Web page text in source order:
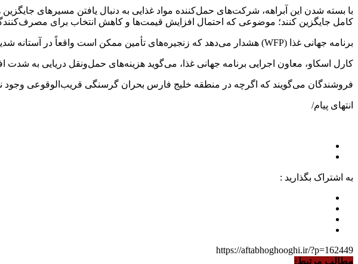
با بسته شدن این آبراهه، شرکت‌های حمل‌کننده مواد غذایی به دنبال یافتن مسیرهای
کامل جایگزین کنند؛ موضوعی که احتمال افزایش قیمت‌ها و کاهش انتخاب برای
برنامه جهانی غذا (WFP) هشدار می‌دهد که زنجیره‌های تأمین ممکن است واقعاً در آستانه شدیدترین اختلال از زمان همه‌گیری کووید-۱۹ و آغاز جنگ تمام‌عیار اوکراین در سال ۲۰۲۲ باشند.
کارل اسکاو، معاون اجرایی برنامه جهانی غذا، می‌گوید هزینه‌های حمل‌ونقل دریایی به شدت
فروشندگان می‌گویند که اگرچه در منطقه خلیج فارس بحران گرسنگی قریب‌الوقوعی وجود
انتهای پیام/
به اشتراک بگذارید :
https://aftabhoghooghi.ir/?p=162449
مطالب مرتبط: